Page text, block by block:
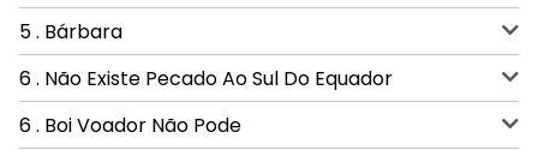
5 . Bárbara
6 . Não Existe Pecado Ao Sul Do Equador
6 . Boi Voador Não Pode